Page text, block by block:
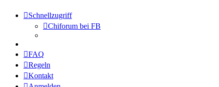
Schnellzugriff
Chiforum bei FB
FAQ
Regeln
Kontakt